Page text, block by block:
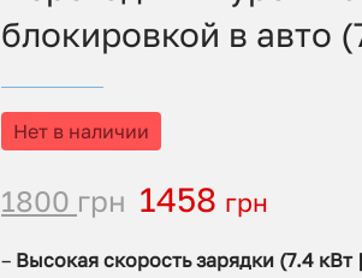
блокировкой в авто
Нет в наличии
1800 грн 1458 грн
– Высокая скорость зарядки (7.4